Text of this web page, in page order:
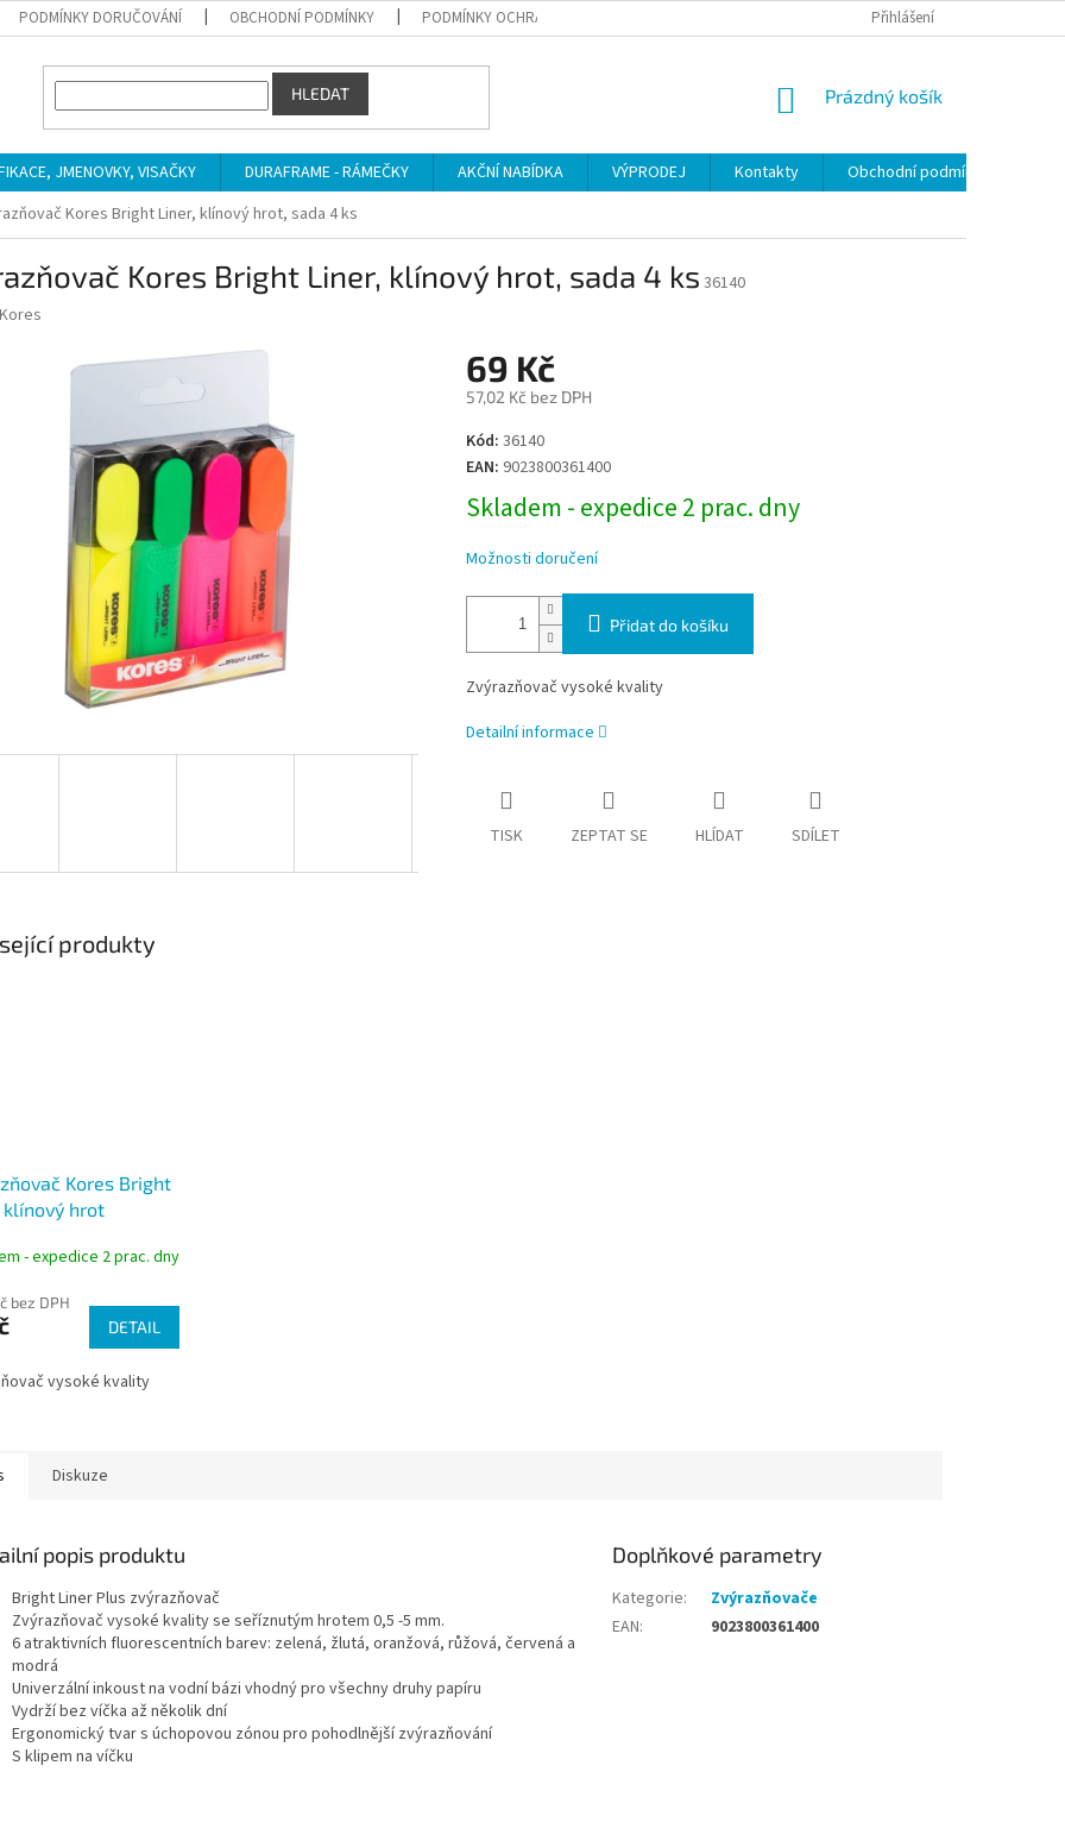
PODMÍNKY DORUČOVÁNÍ OBCHODNÍ PODMÍNKY PODMÍNKY OCHRANY OSOBNÍCH ÚDAJŮ Přihlášení
HLEDAT
NÁKUPNÍ
Prázdný košík
JMENOVKY, VISAČKY DURAFRAME - RÁMEČKY AKČNÍ NABÍDKA VÝPRODEJ Kontakty
Obchodní podmínky
Kores Bright Liner, klínový hrot, sada 4 ks
Kores Bright Liner, klínový hrot, sada 4 ks 36140
Kores
69 Kč
57,02 Kč bez DPH
Měrná
cena:
Kód: 36140
EAN: 9023800361400
Skladem - expedice 2 prac. dny
Možnosti doručení
Přidat do košíku
Zvýrazňovač vysoké kvality
Detailní informace
TISK ZEPTAT SE HLÍDAT SDÍLET
produkty
Kores Bright
klínový hrot
- expedice 2 prac. dny
bez DPH
DETAIL
vysoké kvality
Diskuze
popis produktu
Bright Liner Plus zvýrazňovač
Zvýrazňovač vysoké kvality se seříznutým hrotem 0,5 -5 mm.
6 atraktivních fluorescentních barev: zelená, žlutá, oranžová, růžová, červená a
modrá
Univerzální inkoust na vodní bázi vhodný pro všechny druhy papíru
Vydrží bez víčka až několik dní
Ergonomický tvar s úchopovou zónou pro pohodlnější zvýrazňování
S klipem na víčku
Doplňkové parametry
Kategorie:
Zvýrazňovače
EAN: 9023800361400